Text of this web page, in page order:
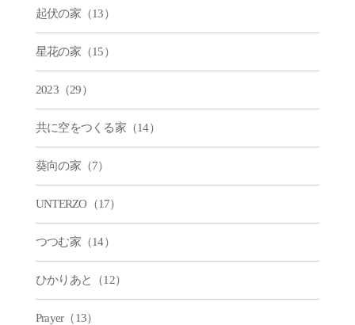
起伏の家（13）
星花の家（15）
2023（29）
共に空をつくる家（14）
葵向の家（7）
UNTERZO（17）
つつむ家（14）
ひかりあと（12）
Prayer（13）